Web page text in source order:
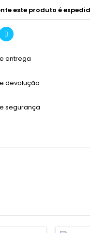
este produto é
entrega
devolução
segurança